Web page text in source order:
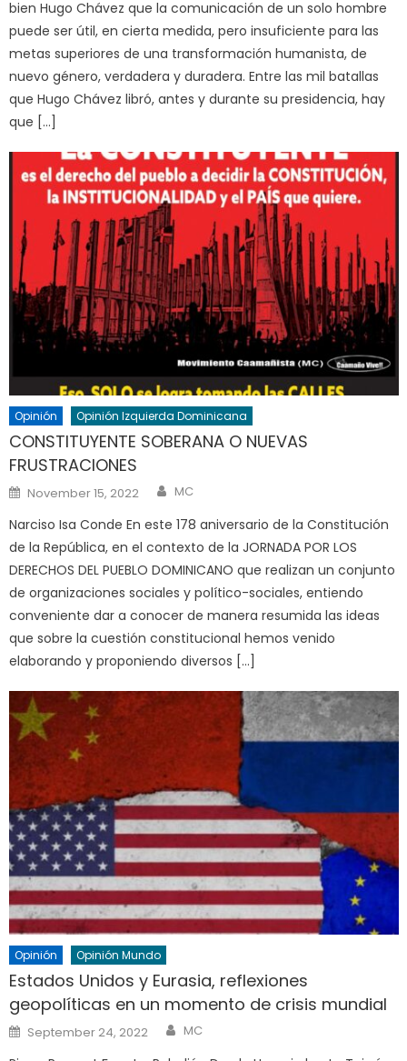
bien Hugo Chávez que la comunicación de un solo hombre
puede ser útil, en cierta medida, pero insuficiente para las
metas superiores de una transformación humanista, de
nuevo género, verdadera y duradera. Entre las mil batallas
que Hugo Chávez libró, antes y durante su presidencia, hay
que […]
Opinión Opinión Izquierda Dominicana
CONSTITUYENTE SOBERANA O NUEVAS
FRUSTRACIONES
Posted
on
November 15, 2022 Author
MC
Narciso Isa Conde En este 178 aniversario de la Constitución
de la República, en el contexto de la JORNADA POR LOS
DERECHOS DEL PUEBLO DOMINICANO que realizan un conjunto
de organizaciones sociales y político-sociales, entiendo
conveniente dar a conocer de manera resumida las ideas
que sobre la cuestión constitucional hemos venido
elaborando y proponiendo diversos […]
Opinión Opinión Mundo
Estados Unidos y Eurasia, reflexiones
geopolíticas en un momento de crisis mundial
Posted
on
September 24, 2022 Author
MC